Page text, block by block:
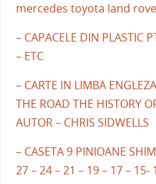
mercedes toyota land
– CAPACELE DIN PLASTIC
– ETC
– CARTE IN LIMBA
THE ROAD THE HISTORY
AUTOR – CHRIS SIDWELLS
– CASETA 9 PINIOANE
27 – 24 – 21 – 19 – 17 –